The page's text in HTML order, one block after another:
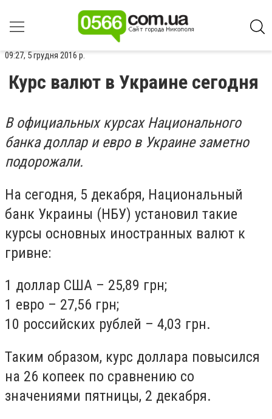
09:27, 5 грудня 2016 р.
Курс валют в Украине сегодня
В официальных курсах Национального
банка доллар и евро в Украине заметно
подорожали.
На сегодня, 5 декабря, Национальный
банк Украины (НБУ) установил такие
курсы основных иностранных валют к
гривне:
1 доллар США – 25,89 грн;
1 евро – 27,56 грн;
10 российских рублей – 4,03 грн.
Таким образом, курс доллара повысился
на 26 копеек по сравнению со
значениями пятницы, 2 декабря.